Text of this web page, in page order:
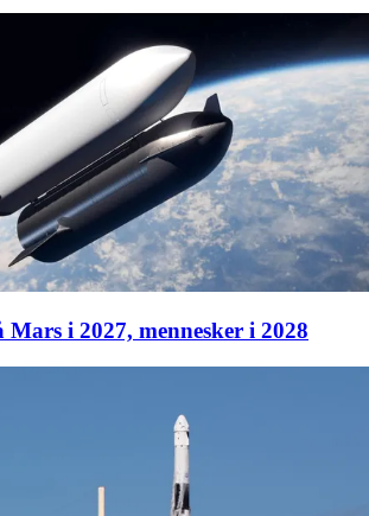
Mars i 2027, mennesker i 2028